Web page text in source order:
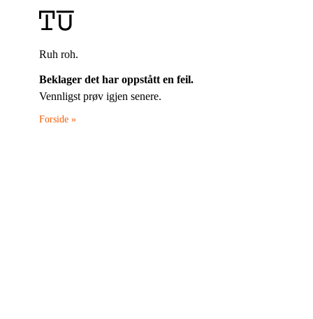
Ruh roh.
Beklager det har oppstått en feil.
Vennligst prøv igjen senere.
Forside »